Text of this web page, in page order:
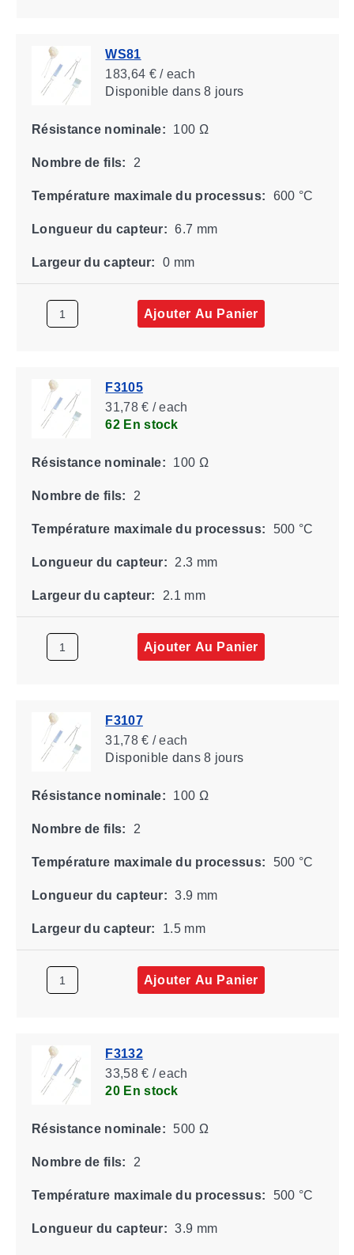
WS81
183,64 € / each
Disponibledans 8 jours
Résistance nominale: 100 Ω
Nombre de fils: 2
Température maximale du processus: 600 °C
Longueur du capteur: 6.7 mm
Largeur du capteur: 0 mm
Ajouter Au Panier
F3105
31,78 € / each
62 En stock
Résistance nominale: 100 Ω
Nombre de fils: 2
Température maximale du processus: 500 °C
Longueur du capteur: 2.3 mm
Largeur du capteur: 2.1 mm
Ajouter Au Panier
F3107
31,78 € / each
Disponibledans 8 jours
Résistance nominale: 100 Ω
Nombre de fils: 2
Température maximale du processus: 500 °C
Longueur du capteur: 3.9 mm
Largeur du capteur: 1.5 mm
Ajouter Au Panier
F3132
33,58 € / each
20 En stock
Résistance nominale: 500 Ω
Nombre de fils: 2
Température maximale du processus: 500 °C
Longueur du capteur: 3.9 mm